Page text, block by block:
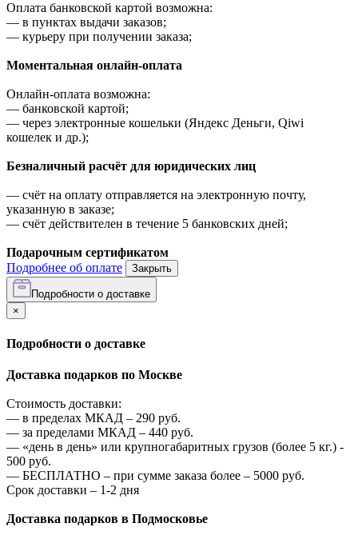
Оплата банковской картой возможна:
— в пунктах выдачи заказов;
— курьеру при получении заказа;
Моментальная онлайн-оплата
Онлайн-оплата возможна:
— банковской картой;
— через электронные кошельки (Яндекс Деньги, Qiwi
кошелек и др.);
Безналичный расчёт для юридических лиц
— счёт на оплату отправляется на электронную почту,
указанную в заказе;
— счёт действителен в течение 5 банковских дней;
Подарочным сертификатом
Подробнее об оплате
Закрыть
Подробности о доставке
×
Подробности о доставке
Доставка подарков по Москве
Стоимость доставки:
— в пределах МКАД – 290 руб.
— за пределами МКАД – 440 руб.
— «день в день» или крупногабаритных грузов (более 5 кг.) -
500 руб.
— БЕСПЛАТНО – при сумме заказа более – 5000 руб.
Срок доставки – 1-2 дня
Доставка подарков в Подмосковье